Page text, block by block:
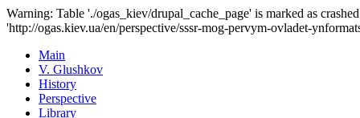
Warning: Table './ogas_kiev/drupal_cache_page' is marked as
'http://ogas.kiev.ua/en/perspective/sssr-mog-pervym-ovladet-
Main
V. Glushkov
History
Perspective
Library